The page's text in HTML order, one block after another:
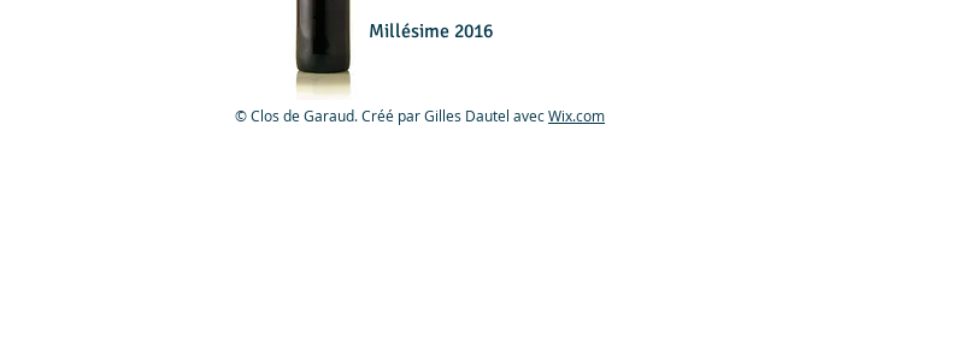
Millésime 2016
© Clos de Garaud. Créé par Gilles Dautel avecWix.com